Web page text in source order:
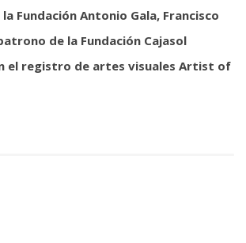
Fundación Antonio Gala, Francisco
de la Fundación Cajasol
el registro de artes visuales Artist of